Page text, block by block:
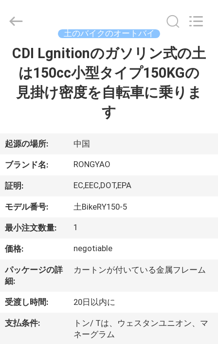
家
ク
ト
私
達
つ
い
て
工
Shanghai
Rongyao
Rights
Reserved.
土のバイクのオートバイ
CDI Lgnitionのガソリン式の土
は150cc小型タイプ150KGの
見掛け密度を自転車に乗りま
す
起源の場所: 中国
ブランド名: RONGYAO
証明: EC,EEC,DOT,EPA
モデル番号: 土BikeRY150-5
最小注文数量: 1
価格: negotiable
パッケージの詳
細:
カートンが付いている金属フレーム
受渡し時間: 20日以内に
支払条件:
トン/ Tは、ウェスタンユニオン、マ
ネーグラム